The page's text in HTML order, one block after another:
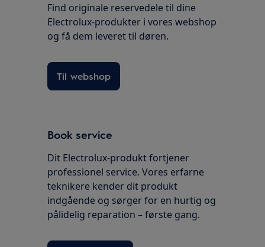
Find originale reservedele til dine
Electrolux-produkter i vores webshop
og få dem leveret til døren.
Til webshop
Book service
Dit Electrolux-produkt fortjener
professionel service. Vores erfarne
teknikere kender dit produkt
indgående og sørger for en hurtig og
pålidelig reparation – første gang.